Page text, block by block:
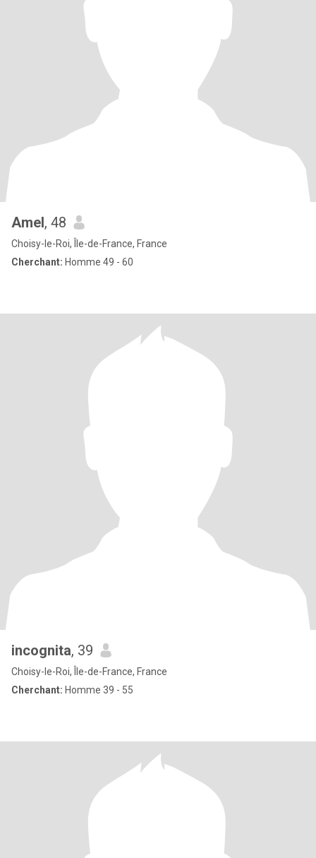
Amel, 48
Choisy-le-Roi, Île-de-France, France
Cherchant: Homme 49 - 60
incognita, 39
Choisy-le-Roi, Île-de-France, France
Cherchant: Homme 39 - 55